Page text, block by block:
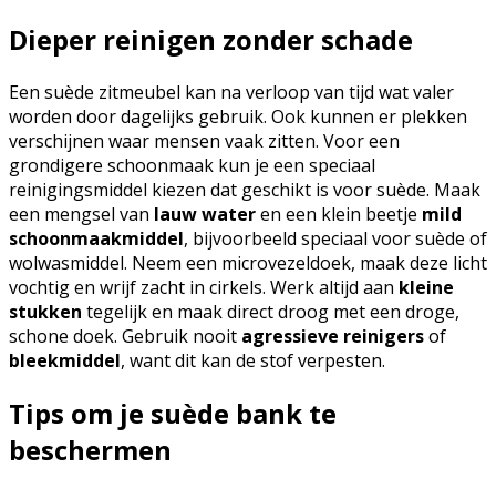
Dieper reinigen zonder schade
Een suède zitmeubel kan na verloop van tijd wat valer
worden door dagelijks gebruik. Ook kunnen er plekken
verschijnen waar mensen vaak zitten. Voor een
grondigere schoonmaak kun je een speciaal
reinigingsmiddel kiezen dat geschikt is voor suède. Maak
een mengsel van lauw wateren een klein beetje mild
schoonmaakmiddel, bijvoorbeeld speciaal voor suède of
wolwasmiddel. Neem een microvezeldoek, maak deze licht
vochtig en wrijf zacht in cirkels. Werk altijd aan kleine
stukken tegelijk en maak direct droog met een droge,
schone doek. Gebruik nooit agressieve reinigersof
bleekmiddel, want dit kan de stof verpesten.
Tips om je suède bank te
beschermen